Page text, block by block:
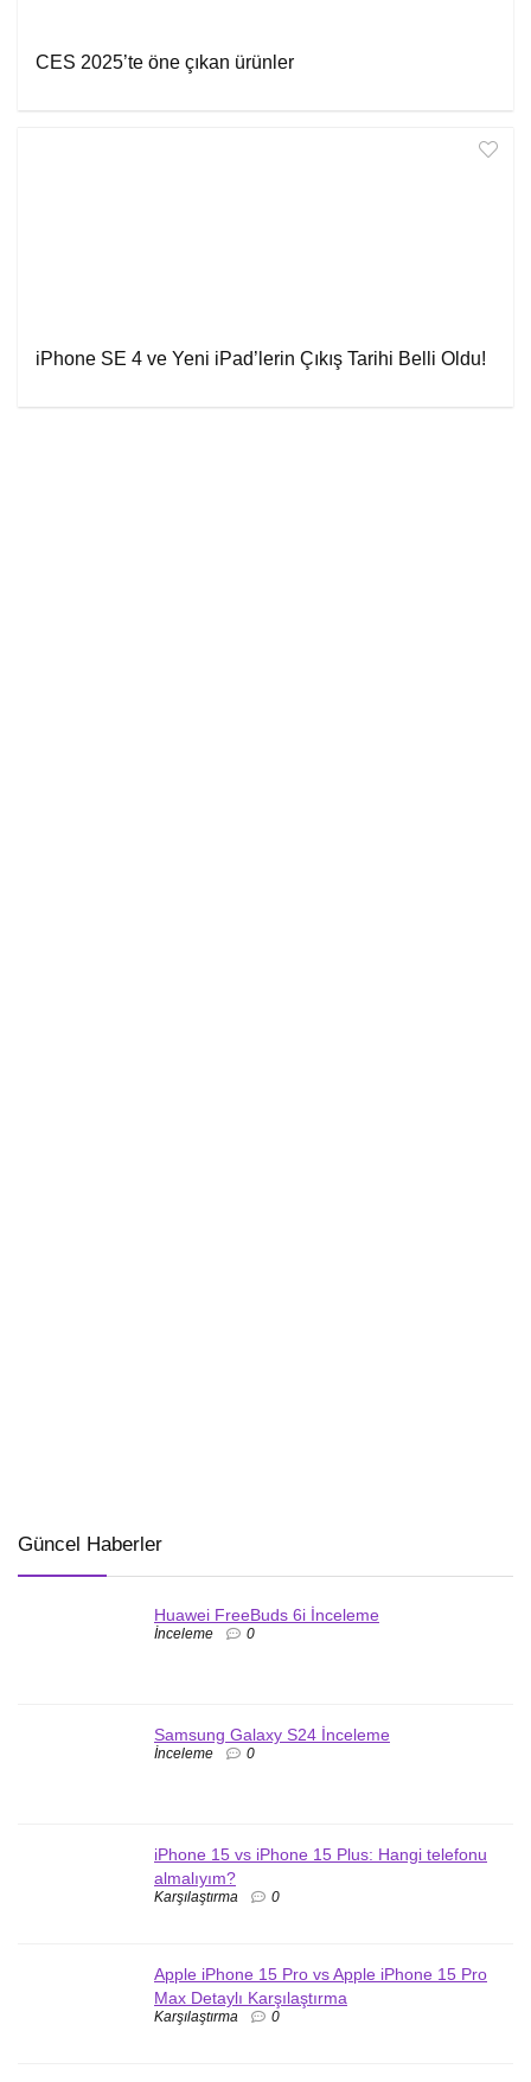
CES 2025’te öne çıkan ürünler
iPhone SE 4 ve Yeni iPad’lerin Çıkış Tarihi Belli Oldu!
Güncel Haberler
Huawei FreeBuds 6i İnceleme
İnceleme 0
Samsung Galaxy S24 İnceleme
İnceleme 0
iPhone 15 vs iPhone 15 Plus: Hangi telefonu
almalıyım?
Karşılaştırma 0
Apple iPhone 15 Pro vs Apple iPhone 15 Pro
Max Detaylı Karşılaştırma
Karşılaştırma 0